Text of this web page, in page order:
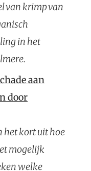
van krimp van
in het
aan
door
het kort uit hoe
mogelijk
welke